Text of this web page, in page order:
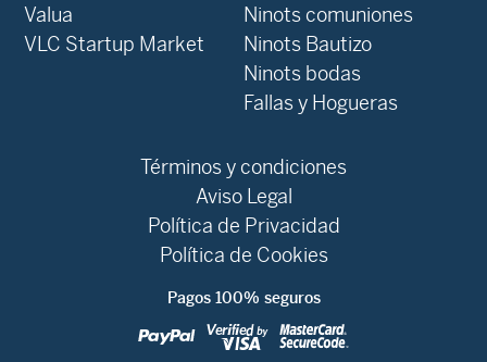
Valua
VLC Startup Market
Ninots comuniones
Ninots Bautizo
Ninots bodas
Fallas y Hogueras
Términos y condiciones
Aviso Legal
Política de Privacidad
Política de Cookies
Pagos 100% seguros